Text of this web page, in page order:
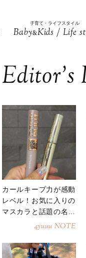
子育て・ライフスタイル
Baby&Kids / Life
Editor’s
カールキープ力が感動
レベル！お気に入りの
マスカラと話題の名品
4yuuu NOTE